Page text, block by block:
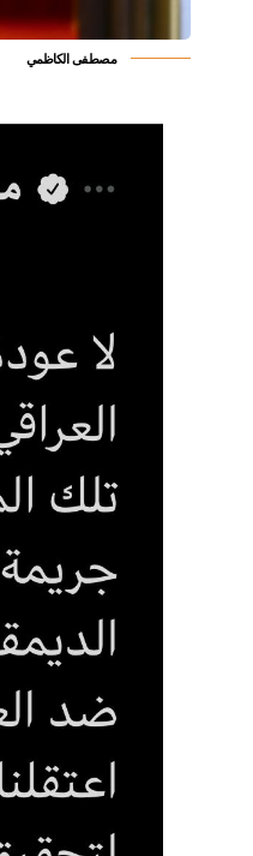
مصطفى الكاظمي